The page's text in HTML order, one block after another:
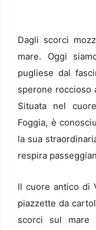
Dagli scorci
mare. Oggi
pugliese dal
sperone roccioso
Situata nel
Foggia, è
la sua
respira
Il cuore antico di
piazzette da
scorci sul mare